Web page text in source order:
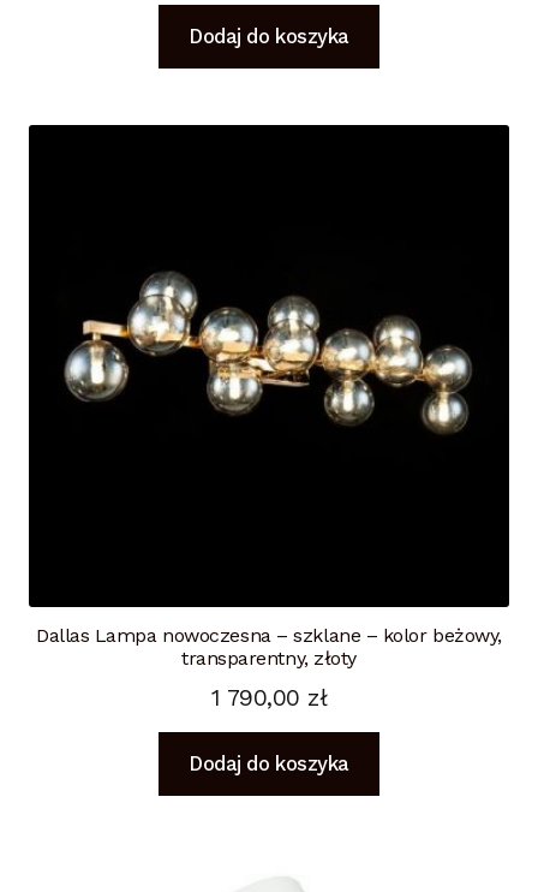
Dodaj do koszyka
Dallas Lampa nowoczesna – szklane – kolor beżowy,
transparentny, złoty
1 790,00 zł
Dodaj do koszyka